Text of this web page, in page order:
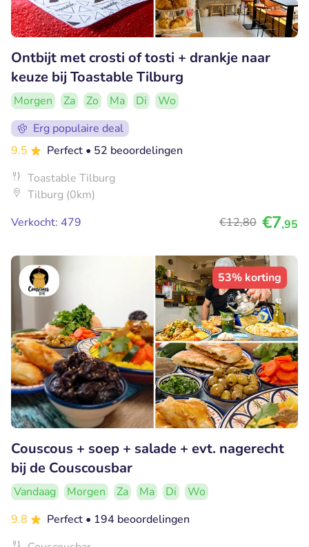
Ontbijt met crosti of tosti + drankje naar
keuze bij Toastable Tilburg
Morgen Za Zo Ma Di
Wo
Erg populaire deal
9.5
Perfect • 52 beoordelingen
Toastable Tilburg
Tilburg (0km)
Verkocht: 479
€12,80 €7,95
53% korting
Couscous + soep + salade + evt. nagerecht
bij de Couscousbar
Vandaag Morgen Za Ma Di
Wo
9.8
Perfect • 194 beoordelingen